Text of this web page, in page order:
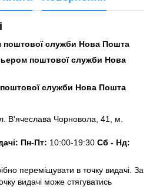
поштової служби Нова Пошта
поштової служби Нова
служби Нова Пошта
В'ячеслава Чорновола, 41, м.
Пн-Пт: 10:00-19:30 Сб - Нд:
переміщувати в точку видачі. За
видачі може стягуватись